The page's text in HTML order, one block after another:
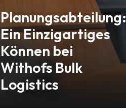
Planungsabteilung:
Ein Einzigartiges
Können bei
Withofs Bulk
Logistics